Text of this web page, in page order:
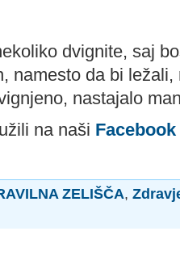
dvignite, saj
namesto da bi
nastajalo
na naši
ZELIŠČA,